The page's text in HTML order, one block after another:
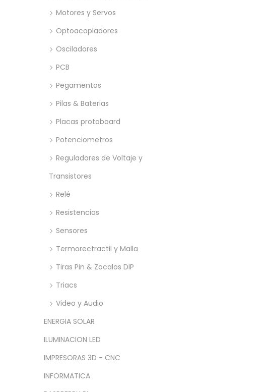
Motores y Servos
Optoacopladores
Osciladores
PCB
Pegamentos
Pilas & Baterias
Placas protoboard
Potenciometros
Reguladores de Voltaje y
Transistores
Relé
Resistencias
Sensores
Termorectractil y Malla
Tiras Pin & Zocalos DIP
Triacs
Video y Audio
ENERGIA SOLAR
ILUMINACION LED
IMPRESORAS 3D - CNC
INFORMATICA